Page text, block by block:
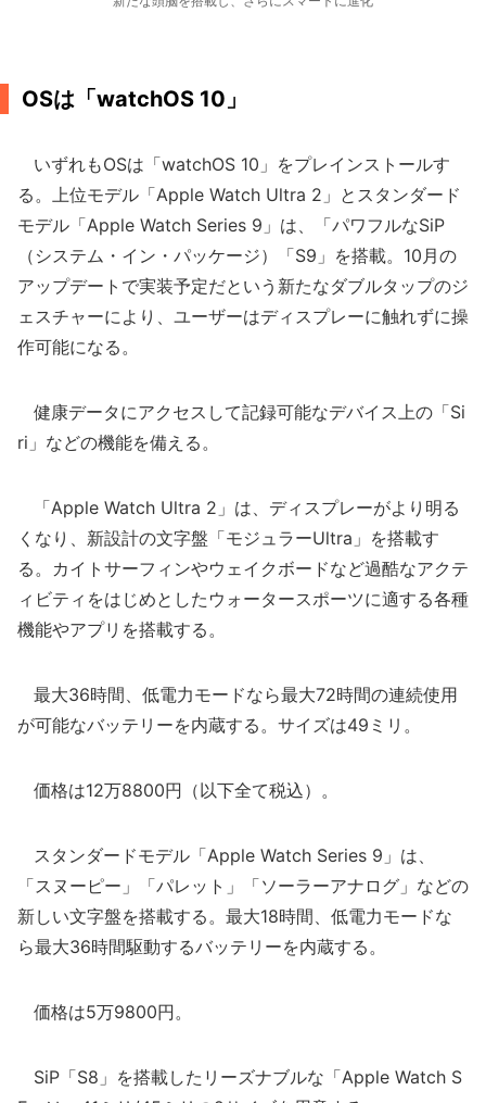
OSは「watchOS 10」
いずれもOSは「watchOS 10」をプレインストールす
る。上位モデル「Apple Watch Ultra 2」とスタンダード
モデル「Apple Watch Series 9」は、「パワフルなSiP
（システム・イン・パッケージ）「S9」を搭載。10月の
アップデートで実装予定だという新たなダブルタップのジ
ェスチャーにより、ユーザーはディスプレーに触れずに操
作可能になる。
健康データにアクセスして記録可能なデバイス上の「Si
ri」などの機能を備える。
「Apple Watch Ultra 2」は、ディスプレーがより明る
くなり、新設計の文字盤「モジュラーUltra」を搭載す
る。カイトサーフィンやウェイクボードなど過酷なアクテ
ィビティをはじめとしたウォータースポーツに適する各種
機能やアプリを搭載する。
最大36時間、低電力モードなら最大72時間の連続使用
が可能なバッテリーを内蔵する。サイズは49ミリ。
価格は12万8800円（以下全て税込）。
スタンダードモデル「Apple Watch Series 9」は、
「スヌーピー」「パレット」「ソーラーアナログ」などの
新しい文字盤を搭載する。最大18時間、低電力モードな
ら最大36時間駆動するバッテリーを内蔵する。
価格は5万9800円。
SiP「S8」を搭載したリーズナブルな「Apple Watch S